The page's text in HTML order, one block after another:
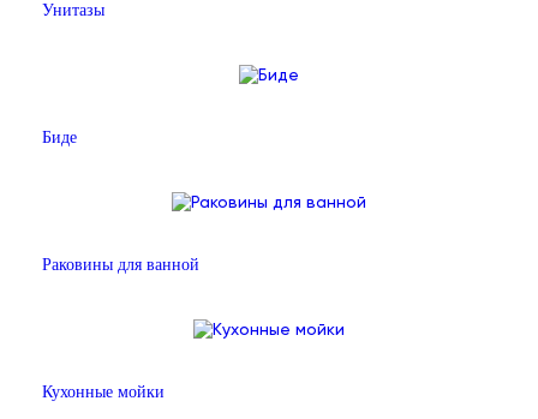
Унитазы
Биде
Раковины для ванной
Кухонные мойки